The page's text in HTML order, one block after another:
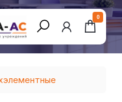
0